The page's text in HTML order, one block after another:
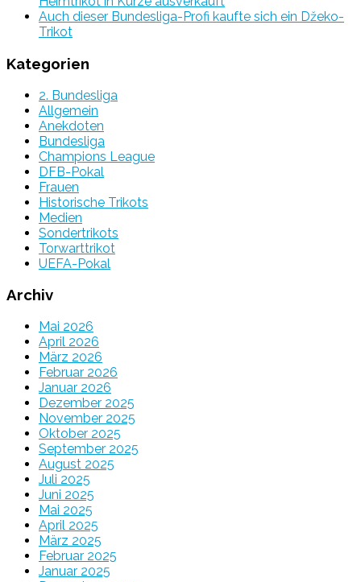
Auch dieser Bundesliga-Profi kaufte sich ein Džeko-
Trikot
Kategorien
2. Bundesliga
Allgemein
Anekdoten
Bundesliga
Champions League
DFB-Pokal
Frauen
Historische Trikots
Medien
Sondertrikots
Torwarttrikot
UEFA-Pokal
Archiv
Mai 2026
April 2026
März 2026
Februar 2026
Januar 2026
Dezember 2025
November 2025
Oktober 2025
September 2025
August 2025
Juli 2025
Juni 2025
Mai 2025
April 2025
März 2025
Februar 2025
Januar 2025